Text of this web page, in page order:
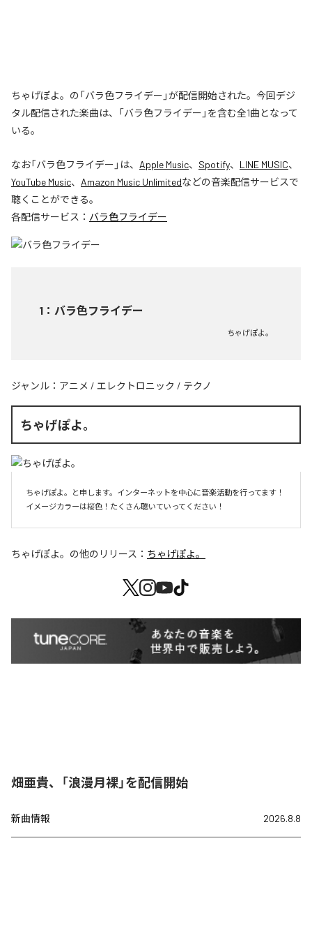
ちゃげぽよ。の「バラ色フライデー」が配信開始された。今回デジ
タル配信された楽曲は、「バラ色フライデー」を含む全1曲となって
いる。
なお「バラ色フライデー 」は、 Apple Music、 Spotify、 LINE MUSIC、
YouTube Music、 Amazon Music Unlimitedなどの音楽配信サービスで
聴くことができる。
各配信サービス： バラ色フライデー
1 ： バラ色フライデー
ちゃげぽよ。
ジャンル： アニメ / エレクトロニック / テクノ
ちゃげぽよ。
ちゃげぽよ。と申します。インターネットを中心に音楽活動を行ってます！
イメージカラーは桜色！たくさん聴いていってください！
ちゃげぽよ。 の他のリリース： ちゃげぽよ。
畑亜貴、「浪漫月裸」を配信開始
新曲情報 2026.8.8